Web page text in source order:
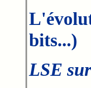
bits...)
LSE